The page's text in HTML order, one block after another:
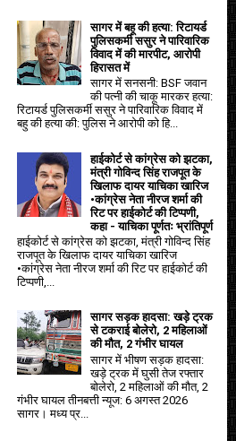
सागर में बहू की हत्या: रिटायर्ड
पुलिसकर्मी ससुर ने पारिवारिक
विवाद में की मारपीट, आरोपी
हिरासत में
सागर में सनसनी: BSF जवान
की पत्नी की चाकू मारकर हत्या:
रिटायर्ड पुलिसकर्मी ससुर ने पारिवारिक विवाद में
बहु की हत्या की: पुलिस ने आरोपी को हि...
हाईकोर्ट से कांग्रेस को झटका,
मंत्री गोविन्द सिंह राजपूत के
खिलाफ दायर याचिका खारिज
•कांग्रेस नेता नीरज शर्मा की
रिट पर हाईकोर्ट की टिप्पणी,
कहा - याचिका पूर्णतः भ्रांतिपूर्ण
हाईकोर्ट से कांग्रेस को झटका, मंत्री गोविन्द सिंह
राजपूत के खिलाफ दायर याचिका खारिज
•कांग्रेस नेता नीरज शर्मा की रिट पर हाईकोर्ट की
टिप्पणी,...
सागर सड़क हादसा: खड़े ट्रक
से टकराई बोलेरो, 2 महिलाओं
की मौत, 2 गंभीर घायल
सागर में भीषण सड़क हादसा:
खड़े ट्रक में घुसी तेज रफ्तार
बोलेरो, 2 महिलाओं की मौत, 2
गंभीर घायल तीनबत्ती न्यूज: 6 अगस्त 2026
सागर। मध्य प्र...